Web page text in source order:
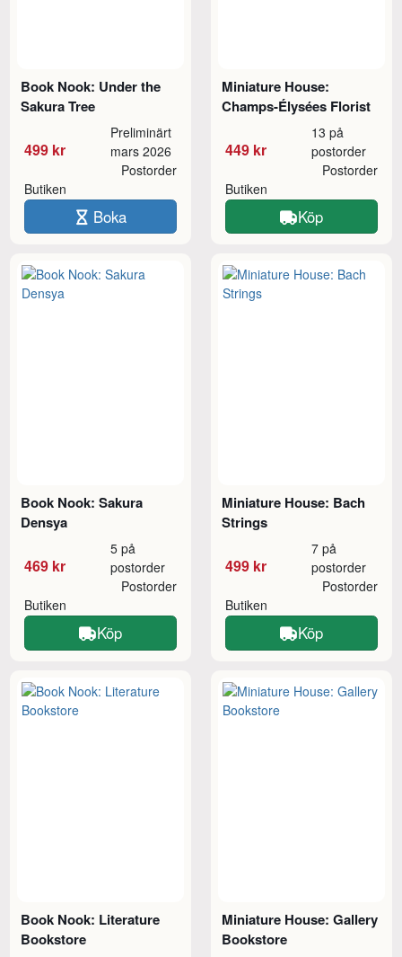
Book Nook: Under the
Sakura Tree
499 kr
Preliminärt
mars 2026
Butiken
Postorder
Boka
Miniature House:
Champs-Élysées Florist
449 kr
13 på
postorder
Butiken
Postorder
Köp
Book Nook: Sakura
Densya
469 kr
5 på
postorder
Butiken
Postorder
Köp
Miniature House: Bach
Strings
499 kr
7 på
postorder
Butiken
Postorder
Köp
Book Nook: Literature
Bookstore
Miniature House: Gallery
Bookstore